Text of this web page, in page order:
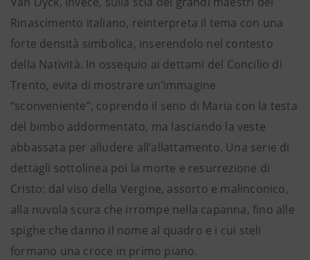
Rinascimento italiano, reinterpreta il tema con una
forte densità simbolica, inserendolo nel contesto
della Natività. In ossequio ai dettami del Concilio di
Trento, evita di mostrare un’immagine
“sconveniente”, coprendo il seno di Maria con la testa
del bimbo addormentato, ma lasciando la veste
abbassata per alludere all’allattamento. Una serie di
dettagli sottolinea poi la morte e resurrezione di
Cristo: dal viso della Vergine, assorto e malinconico,
alla nuvola scura che irrompe nella capanna, fino alle
spighe che danno il nome al quadro e i cui steli
formano una croce in primo piano.